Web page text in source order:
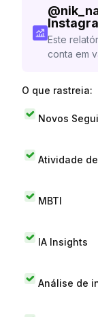
@
Este
conta em
O que rastreia:
Novos
Atividade
MBTI
IA Insights
Análise de